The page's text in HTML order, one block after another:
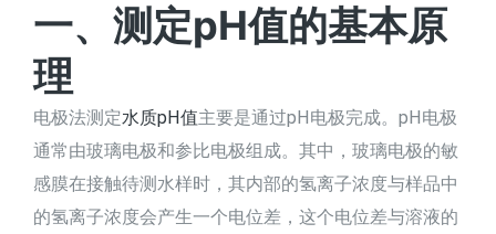
一、测定pH值的基本原
理
电极法测定水质pH值主要是通过pH电极完成。pH电极
通常由玻璃电极和参比电极组成。其中，玻璃电极的敏
感膜在接触待测水样时，其内部的氢离子浓度与样品中
的氢离子浓度会产生一个电位差，这个电位差与溶液的